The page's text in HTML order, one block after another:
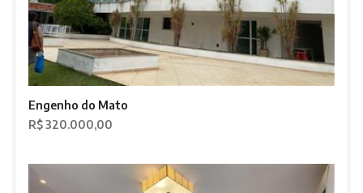
Engenho do Mato
R$ 320.000,00